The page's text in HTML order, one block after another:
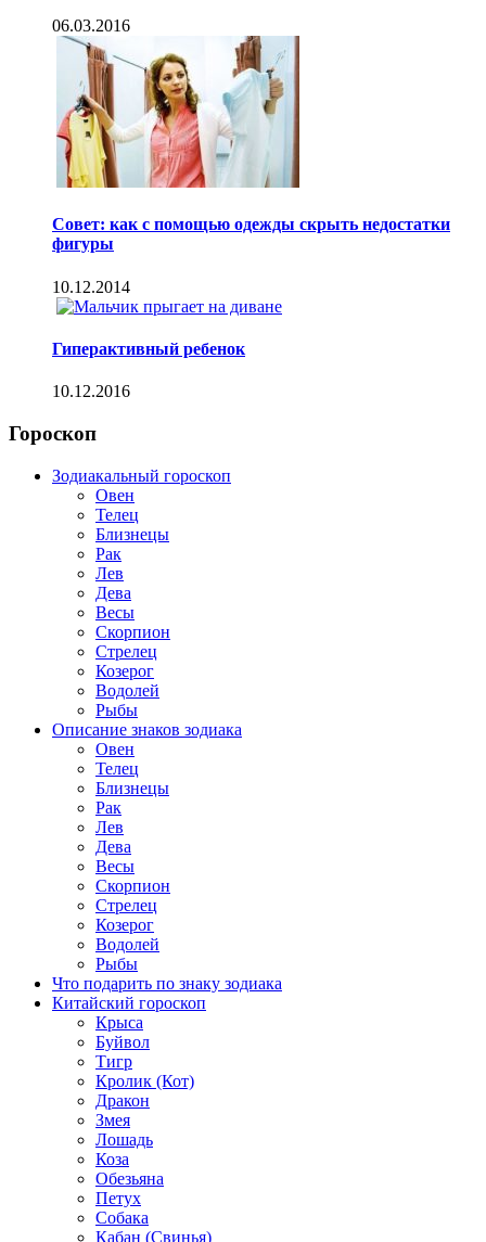
06.03.2016
Совет: как с помощью одежды скрыть недостатки
фигуры
10.12.2014
Гиперактивный ребенок
10.12.2016
Гороскоп
Зодиакальный гороскоп
Овен
Телец
Близнецы
Рак
Лев
Дева
Весы
Скорпион
Стрелец
Козерог
Водолей
Рыбы
Описание знаков зодиака
Овен
Телец
Близнецы
Рак
Лев
Дева
Весы
Скорпион
Стрелец
Козерог
Водолей
Рыбы
Что подарить по знаку зодиака
Китайский гороскоп
Крыса
Буйвол
Тигр
Кролик (Кот)
Дракон
Змея
Лошадь
Коза
Обезьяна
Петух
Собака
Кабан (Свинья)